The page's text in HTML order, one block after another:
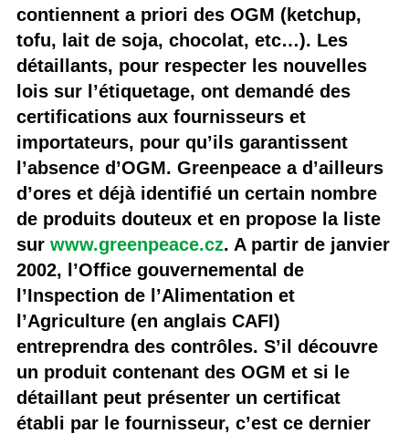
contiennent a priori des OGM (ketchup,
tofu, lait de soja, chocolat, etc…). Les
détaillants, pour respecter les nouvelles
lois sur l’étiquetage, ont demandé des
certifications aux fournisseurs et
importateurs, pour qu’ils garantissent
l’absence d’OGM. Greenpeace a d’ailleurs
d’ores et déjà identifié un certain nombre
de produits douteux et en propose la liste
sur www.greenpeace.cz. A partir de janvier
2002, l’Office gouvernemental de
l’Inspection de l’Alimentation et
l’Agriculture (en anglais CAFI)
entreprendra des contrôles. S’il découvre
un produit contenant des OGM et si le
détaillant peut présenter un certificat
établi par le fournisseur, c’est ce dernier